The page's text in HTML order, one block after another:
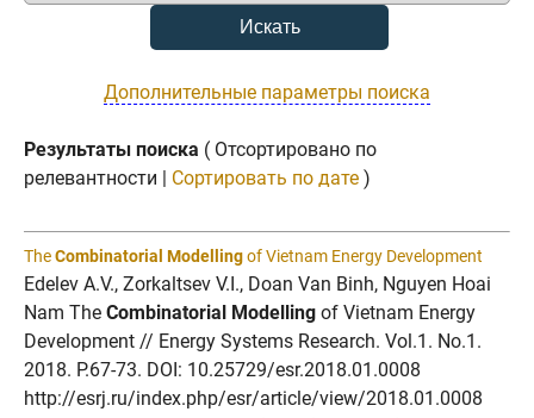
Дополнительные параметры поиска
Результаты поиска ( Отсортировано по
релевантности | Сортировать по дате )
TheCombinatorial Modellingof Vietnam Energy Development
Edelev A.V., Zorkaltsev V.I., Doan Van Binh, Nguyen Hoai
Nam The Combinatorial Modelling of Vietnam Energy
Development // Energy Systems Research. Vol.1. No.1.
2018. P.67-73. DOI: 10.25729/esr.2018.01.0008
http://esrj.ru/index.php/esr/article/view/2018.01.0008